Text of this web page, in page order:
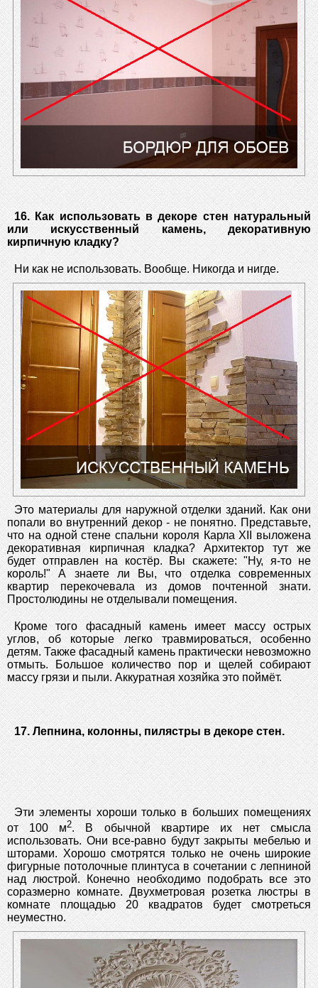
16. Как использовать в декоре стен натуральный
или искусственный камень, декоративную
кирпичную кладку?
Ни как не использовать. Вообще. Никогда и нигде.
Это материалы для наружной отделки зданий. Как они
попали во внутренний декор - не понятно. Представьте,
что на одной стене спальни короля Карла XII выложена
декоративная кирпичная кладка? Архитектор тут же
будет отправлен на костёр. Вы скажете: "Ну, я-то не
король!" А знаете ли Вы, что отделка современных
квартир перекочевала из домов почтенной знати.
Простолюдины не отделывали помещения.
Кроме того фасадный камень имеет массу острых
углов, об которые легко травмироваться, особенно
детям. Также фасадный камень практически невозможно
отмыть. Большое количество пор и щелей собирают
массу грязи и пыли. Аккуратная хозяйка это поймёт.
17. Лепнина, колонны, пилястры в декоре стен.
Эти элементы хороши только в больших помещениях
от 100 м2. В обычной квартире их нет смысла
использовать. Они все-равно будут закрыты мебелью и
шторами. Хорошо смотрятся только не очень широкие
фигурные потолочные плинтуса в сочетании с лепниной
над люстрой. Конечно необходимо подобрать все это
соразмерно комнате. Двухметровая розетка люстры в
комнате площадью 20 квадратов будет смотреться
неуместно.